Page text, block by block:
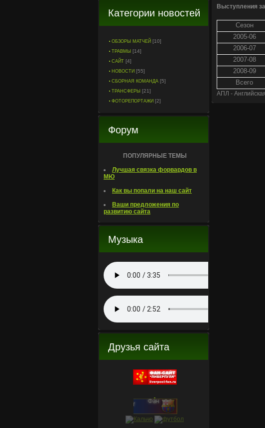
Категории новостей
ОБЗОРЫ МАТЧЕЙ [10]
ТРАВМЫ [14]
САЙТ [4]
НОВОСТИ [55]
СБОРНАЯ КОМАНДА [5]
ТРАНСФЕРЫ [21]
ФОТОРЕПОРТАЖИ [2]
Форум
ПОПУЛЯРНЫЕ ТЕМЫ
Лучшая связка форвардов в
МЮ
Как вы попали на наш сайт
Ваши предложения по
развитию сайта
Музыка
Друзья сайта
Выступления
Сезон
2005-06
2006-07
2007-08
2008-09
Всего
АПЛ -